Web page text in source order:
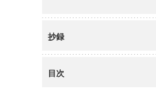
抄録
目次